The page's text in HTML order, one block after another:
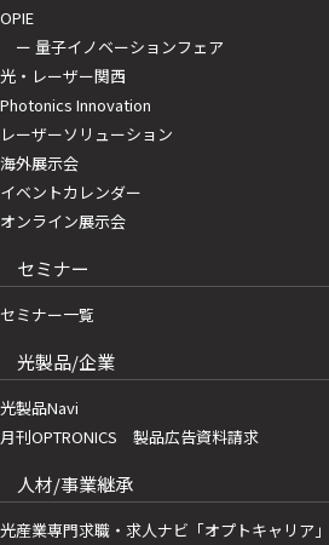
OPIE
ー 量子イノベーションフェア
光・レーザー関西
Photonics Innovation
レーザーソリューション
海外展示会
イベントカレンダー
オンライン展示会
セミナー
セミナー一覧
光製品/企業
光製品Navi
月刊OPTRONICS 製品広告資料請求
人材/事業継承
光産業専門求職・求人ナビ「オプトキャリア」